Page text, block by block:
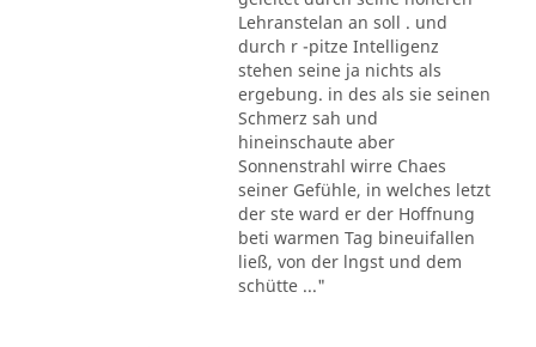
Lehranstelan an soll . und
durch r -pitze Intelligenz
stehen seine ja nichts als
ergebung. in des als sie seinen
Schmerz sah und
hineinschaute aber
Sonnenstrahl wirre Chaes
seiner Gefühle, in welches letzt
der ste ward er der Hoffnung
beti warmen Tag bineuifallen
ließ, von der lngst und dem
schütte ..."